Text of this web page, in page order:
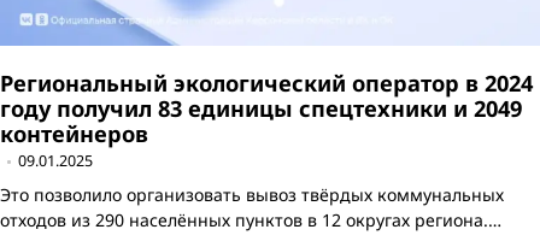
Региональный экологический оператор в 2024
году получил 83 единицы спецтехники и 2049
контейнеров
09.01.2025
Это позволило организовать вывоз твёрдых коммунальных
отходов из 290 населённых пунктов в 12 округах региона.…